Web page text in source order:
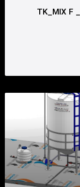
میکسر ۳۰۰۰ لیتری پلی اتیلن قیفی _ TK_MIX F